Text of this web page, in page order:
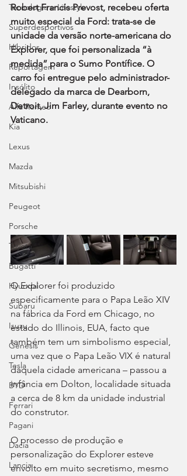
Tecnologia e Lifestyle
Superdesportivos
Híbridos
Reportagem
Insólito
Alfa Romeo
Kia
Lexus
Mazda
Mitsubishi
Peugeot
Porsche
Toyota
Bugatti
Hyundai
Subaru
Isuzu
Genesis
Tesla
BYD
Ferrari
Pagani
Dacia
Lancia
Robert Francis Prevost, recebeu oferta
muito especial da Ford: trata-se de
unidade da versão norte-americana do
Explorer, que foi personalizada “à
medida” para o Sumo Pontífice. O
carro foi entregue pelo administrador-
delegado da marca de Dearborn,
Detroit, Jim Farley, durante evento no
Vaticano.
O Explorer foi produzido
especificamente para o Papa Leão XIV
na fábrica da Ford em Chicago, no
estado do Illinois, EUA, facto que
também tem um simbolismo especial,
uma vez que o Papa Leão VIX é natural
daquela cidade americana – passou a
infância em Dolton, localidade situada
a cerca de 8 km da unidade industrial
do construtor.
O processo de produção e
personalização do Explorer esteve
envolto em muito secretismo, mesmo